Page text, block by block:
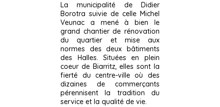
La municipalité de Didier
Borotra suivie de celle Michel
Veunac a mené à bien le
grand chantier de rénovation
du quartier et mise aux
normes des deux bâtiments
des Halles. Situées en plein
coeur de Biarritz, elles sont la
fierté du centre-ville où des
dizaines de commerçants
pérennisent la tradition du
service et la qualité de vie.